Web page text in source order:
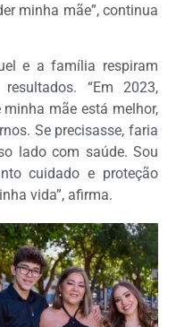
minha mãe”, continua
e a família respiram
“Em 2023,
mãe está melhor,
Se precisasse, faria
lado com saúde. Sou
cuidado e proteção
vida”, afirma.